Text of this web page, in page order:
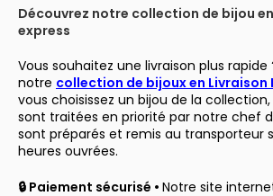
Découvrez notre collection de bijou
express
Vous souhaitez une livraison plus rapide
notre collection de bijoux en Livraison
vous choisissez un bijou de la
sont traitées en priorité par notre chef
sont préparés et remis au transporteur
heures ouvrées.
🔒 Paiement sécurisé • Notre site